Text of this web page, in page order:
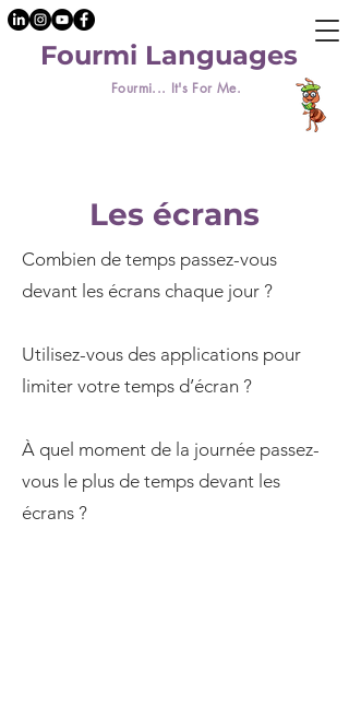
Fourmi... It's For Me.
Fourmi Languages
Les écrans
Combien de temps passez-vous
devant les écrans chaque jour ?
Utilisez-vous des applications pour
limiter votre temps d’écran ?
À quel moment de la journée passez-
vous le plus de temps devant les
écrans ?